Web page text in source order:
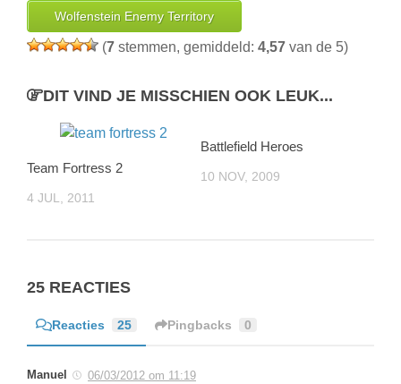
Wolfenstein Enemy Territory
(7 stemmen, gemiddeld: 4,57 van de 5)
DIT VIND JE MISSCHIEN OOK LEUK...
Team Fortress 2
4 JUL, 2011
Battlefield Heroes
10 NOV, 2009
25 REACTIES
Reacties 25 Pingbacks 0
Manuel
06/03/2012 om 11:19